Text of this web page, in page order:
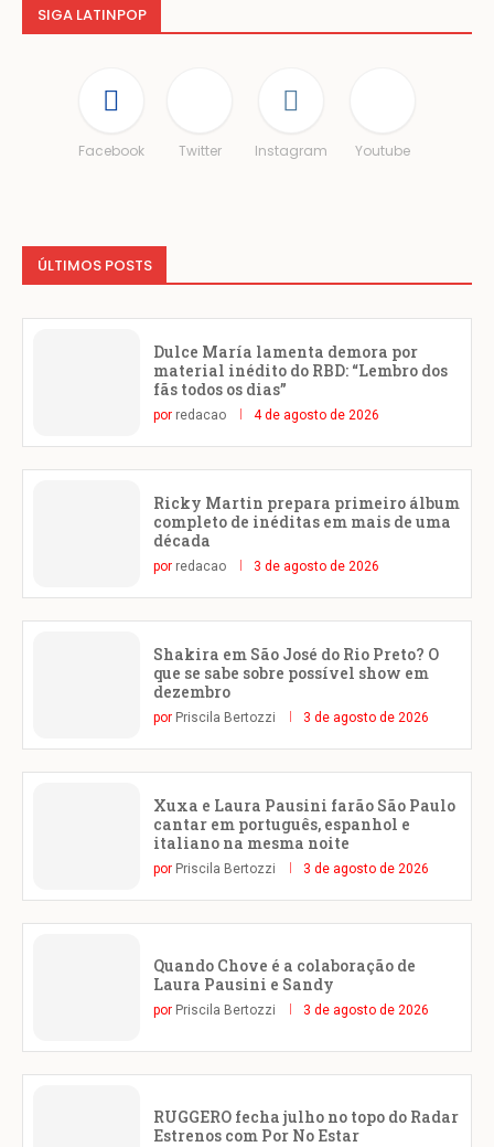
SIGA LATINPOP
Facebook Twitter Instagram Youtube
ÚLTIMOS POSTS
Dulce María lamenta demora por
material inédito do RBD: “Lembro dos
fãs todos os dias”
por redacao 4 de agosto de 2026
Ricky Martin prepara primeiro álbum
completo de inéditas em mais de uma
década
por redacao 3 de agosto de 2026
Shakira em São José do Rio Preto? O
que se sabe sobre possível show em
dezembro
por Priscila Bertozzi 3 de agosto de 2026
Xuxa e Laura Pausini farão São Paulo
cantar em português, espanhol e
italiano na mesma noite
por Priscila Bertozzi 3 de agosto de 2026
Quando Chove é a colaboração de
Laura Pausini e Sandy
por Priscila Bertozzi 3 de agosto de 2026
RUGGERO fecha julho no topo do Radar
Estrenos com Por No Estar